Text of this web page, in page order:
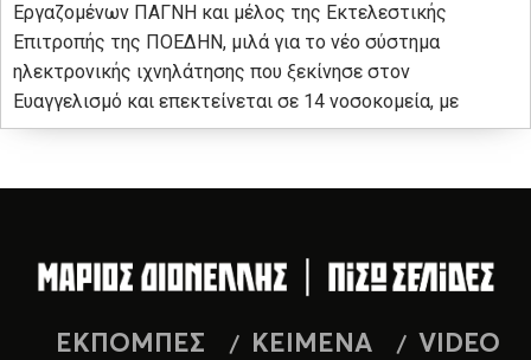
Εργαζομένων ΠΑΓΝΗ και μέλος της Εκτελεστικής
Επιτροπής της ΠΟΕΔΗΝ, μιλά για το νέο σύστημα
ηλεκτρονικής ιχνηλάτησης που ξεκίνησε στον
Ευαγγελισμό και επεκτείνεται σε 14 νοσοκομεία, με
ΕΚΠΟΜΠΕΣ ΚΕΙΜΕΝΑ VIDEO